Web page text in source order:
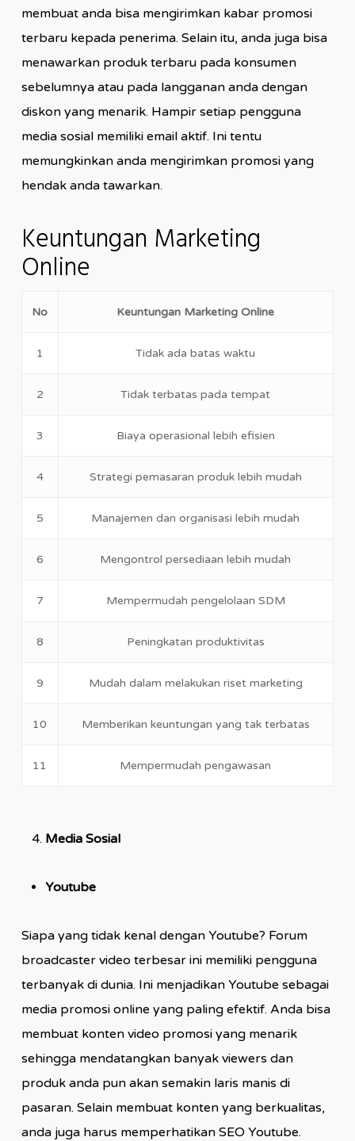
membuat anda bisa mengirimkan kabar promosi
terbaru kepada penerima. Selain itu, anda juga bisa
menawarkan produk terbaru pada konsumen
sebelumnya atau pada langganan anda dengan
diskon yang menarik. Hampir setiap pengguna
media sosial memiliki email aktif. Ini tentu
memungkinkan anda mengirimkan promosi yang
hendak anda tawarkan.
Keuntungan Marketing
Online
No Keuntungan Marketing Online
1 Tidak ada batas waktu
2 Tidak terbatas pada tempat
3 Biaya operasional lebih efisien
4 Strategi pemasaran produk lebih mudah
5 Manajemen dan organisasi lebih mudah
6 Mengontrol persediaan lebih mudah
7 Mempermudah pengelolaan SDM
8 Peningkatan produktivitas
9 Mudah dalam melakukan riset marketing
10 Memberikan keuntungan yang tak terbatas
11 Mempermudah pengawasan
Media Sosial
Youtube
Siapa yang tidak kenal dengan Youtube? Forum
broadcaster video terbesar ini memiliki pengguna
terbanyak di dunia. Ini menjadikan Youtube sebagai
media promosi online yang paling efektif. Anda bisa
membuat konten video promosi yang menarik
sehingga mendatangkan banyak viewers dan
produk anda pun akan semakin laris manis di
pasaran. Selain membuat konten yang berkualitas,
anda juga harus memperhatikan SEO Youtube.